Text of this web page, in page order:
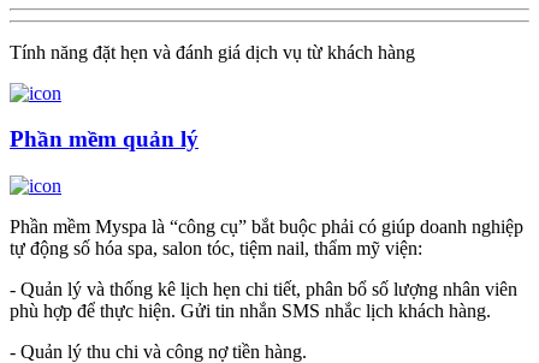
Tính năng đặt hẹn và đánh giá dịch vụ từ khách hàng
Phần mềm quản lý
Phần mềm Myspa là “công cụ” bắt buộc phải có giúp doanh nghiệp
tự động số hóa spa, salon tóc, tiệm nail, thẩm mỹ viện:
- Quản lý và thống kê lịch hẹn chi tiết, phân bổ số lượng nhân viên
phù hợp để thực hiện. Gửi tin nhắn SMS nhắc lịch khách hàng.
- Quản lý thu chi và công nợ tiền hàng.